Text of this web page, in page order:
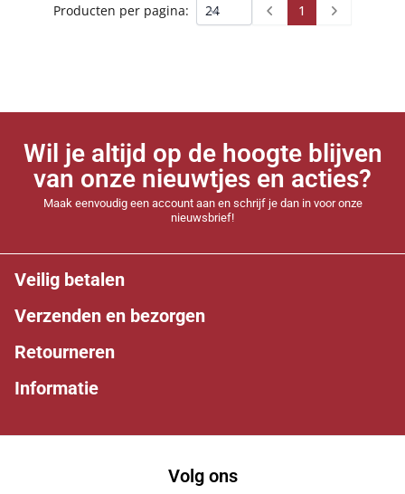
Producten per pagina: Prev 1 Next
Wil je altijd op de hoogte blijven
van onze nieuwtjes en acties?
Maak eenvoudig een account aan en schrijf je dan in voor onze
nieuwsbrief!
Veilig betalen
Verzenden en bezorgen
Retourneren
Informatie
Volg ons